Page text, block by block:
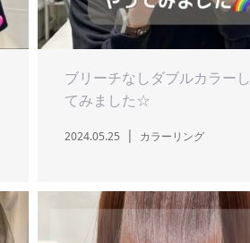
ブリーチなしダブルカラーし
てみました☆
2024.05.25 カラーリング